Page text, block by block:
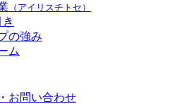
（アイリスチトセ）
の強み
ム
お問い合わせ